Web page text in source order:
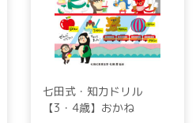
七田式・知力ドリル
【3・4歳】おかね